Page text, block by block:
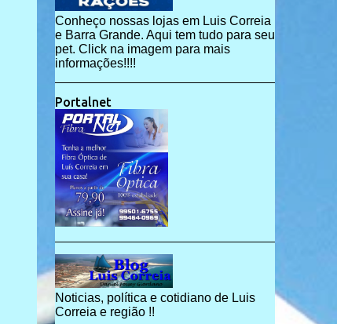
Conheço nossas lojas em Luis Correia
e Barra Grande. Aqui tem tudo para seu
pet. Click na imagem para mais
informações!!!!
Portalnet
Noticias, política e cotidiano de Luis
Correia e região !!